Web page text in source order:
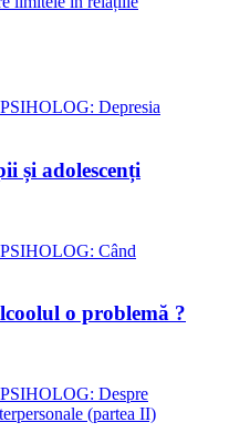
și adolescenți
o problemă ?